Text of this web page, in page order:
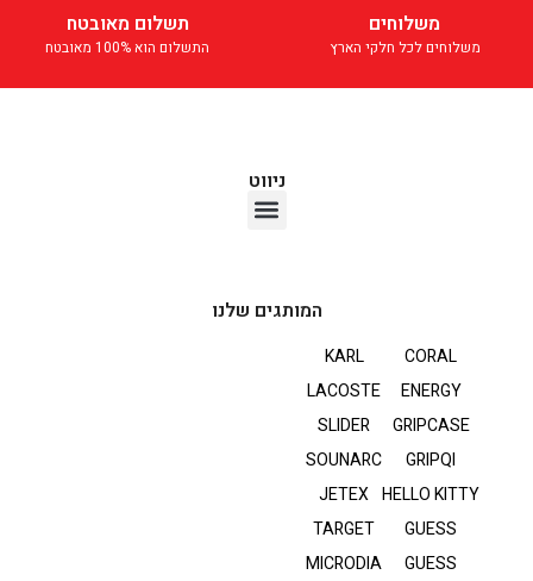
משלוחים
משלוחים לכל חלקי הארץ
תשלום מאובטח
התשלום הוא 100% מאובטח
ניווט
המותגים שלנו
CORAL
ENERGY
GRIPCASE
GRIPQI
HELLO KITTY
GUESS
GUESS
KARL
LACOSTE
SLIDER
SOUNARC
JETEX
TARGET
MICRODIA